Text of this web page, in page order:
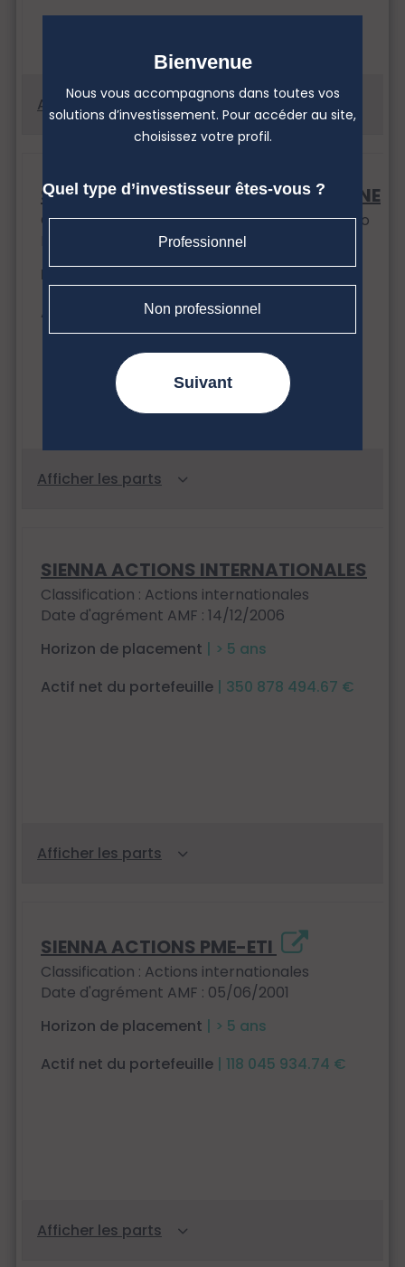
SIENNA ACTIONS EURO BAS CARBONE
Classification : Actions de pays de la zone euro
Date d'agrément AMF : 25/06/2019
Horizon de placement
Actif net du portefeuille| 251 086 408.96 €
SIENNA ACTIONS INTERNATIONALES
Classification : Actions internationales
Date d'agrément AMF : 14/12/2006
Horizon de placement | > 5 ans
Actif net du portefeuille | 350 878 494.67 €
SIENNA ACTIONS PME-ETI
Classification : Actions internationales
Date d'agrément AMF : 05/06/2001
Horizon de placement | > 5 ans
Actif net du portefeuille | 118 045 934.74 €
Bienvenue
Nous vous accompagnons dans toutes vos
solutions d’investissement. Pour accéder au site,
choisissez votre profil.
Quel type d’investisseur êtes-vous ?
Professionnel
Non professionnel
Suivant